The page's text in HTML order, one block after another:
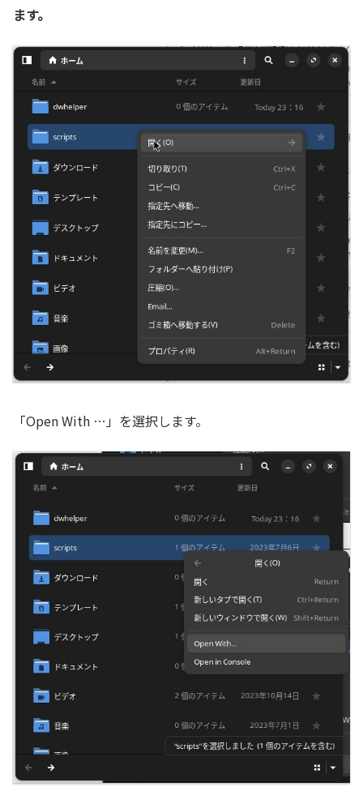
ます。
「Open With …」を選択します。